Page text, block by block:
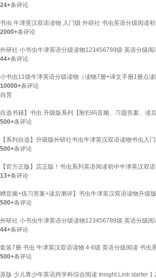
24+条评论
书虫 牛津英汉双语读物 入门级 外研社 书虫英语分级阅读
2000+条评论
外研社 小书虫牛津英语分级读物123456789级 英语分级
44+条评论
小书虫11级牛津英语分级读物（读物7册+译文手册1册点
10000+条评论
自营
自选书籍】书虫 升级版系列【附扫码音频、习题答案、
500+条评论
【系列自选】升级版外研社书虫牛津英汉双语读物书虫
500+条评论
【官方正版】店正版！书虫系列英语阅读初中牛津英汉
13+条评论
赠音频+练习答案+读后测评】书虫牛津英汉双语读物升级
500+条评论
外研社 小书虫牛津英语分级读物123456789级 英语分级
44+条评论
套装7册 书虫 牛津英汉双语读物 4-6级 英语分级阅读 书虫
500+条评论
原版 少儿青少年英语跨学科综合阅读 Insight Link starter